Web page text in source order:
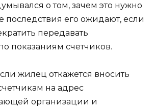
о том, зачем это нужно
последствия его ожидают, если
передавать
показаниям счетчиков.
жилец откажется вносить
на адрес
организации и